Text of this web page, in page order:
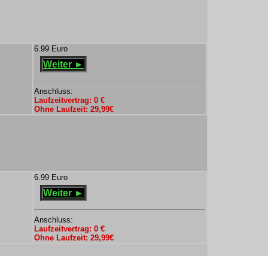
6.99 Euro
Weiter ►
Anschluss:
Laufzeitvertrag: 0 €
Ohne Laufzeit: 29,99€
6.99 Euro
Weiter ►
Anschluss:
Laufzeitvertrag: 0 €
Ohne Laufzeit: 29,99€